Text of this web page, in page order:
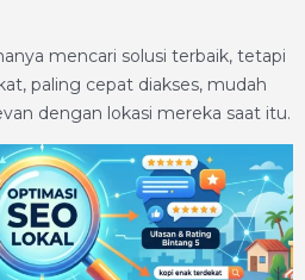
mencari solusi terbaik, tetapi
paling cepat diakses, mudah
dengan lokasi mereka saat itu.